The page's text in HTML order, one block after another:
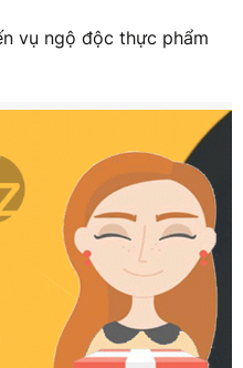
vụ ngộ độc thực phẩm